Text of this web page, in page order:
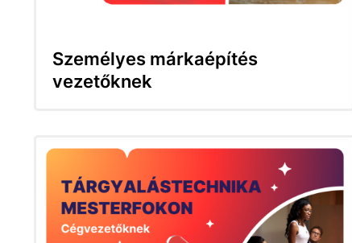
Személyes márkaépítés
vezetőknek